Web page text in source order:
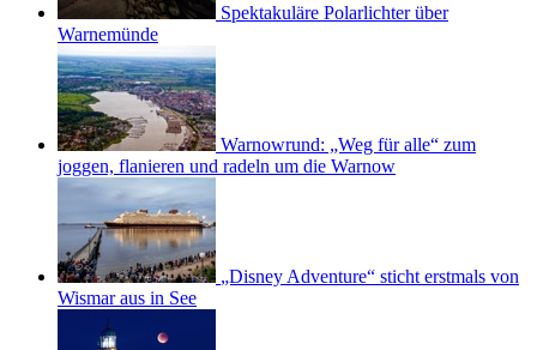
Spektakuläre Polarlichter über
Warnemünde
Warnowrund: „Weg für alle“ zum
joggen, flanieren und radeln um die Warnow
„Disney Adventure“ sticht erstmals von
Wismar aus in See